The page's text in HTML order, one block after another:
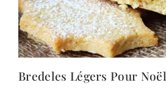
Bredeles Légers Pour Noël